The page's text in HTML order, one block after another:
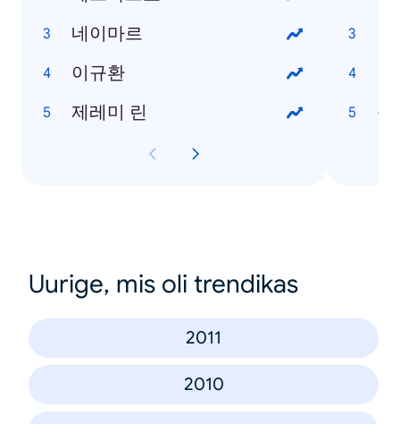
네이마르
이규환
제레미 린
갤
갤
옵
Uurige, mis oli trendikas
2011
2010